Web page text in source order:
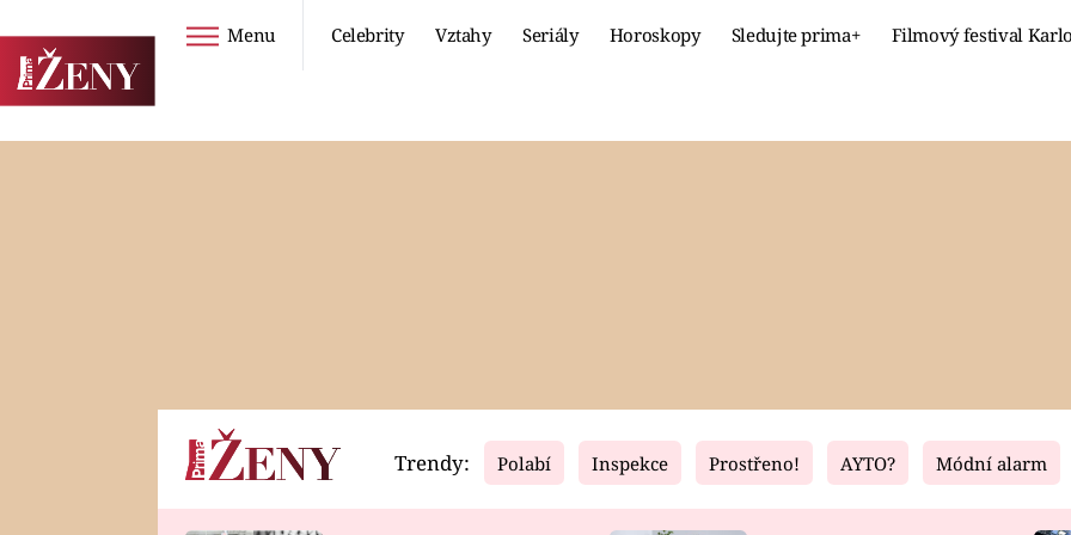
Menu Celebrity Vztahy Seriály Horoskopy Sledujte prima+ Filmový festival
Horoskopy Video Fresh Living
Trendy: Polabí Inspekce Prostřeno! AYTO? Módní alarm